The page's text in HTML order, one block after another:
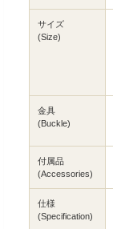
サイズ
(Size)
金具
(Buckle)
付属品
(Accessories)
仕様
(Specification)